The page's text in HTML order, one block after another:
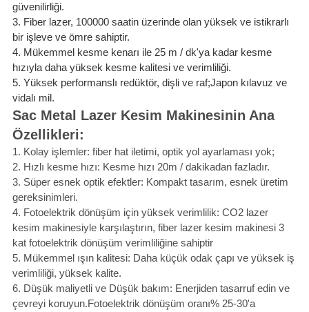
güvenilirliği.
3. Fiber lazer, 100000 saatin üzerinde olan yüksek ve istikrarlı
bir işleve ve ömre sahiptir.
4. Mükemmel kesme kenarı ile 25 m / dk'ya kadar kesme
hızıyla daha yüksek kesme kalitesi ve verimliliği.
5. Yüksek performanslı redüktör, dişli ve raf;Japon kılavuz ve
vidalı mil.
Sac Metal Lazer Kesim Makinesinin Ana
Özellikleri:
1. Kolay işlemler: fiber hat iletimi, optik yol ayarlaması yok;
2. Hızlı kesme hızı: Kesme hızı 20m / dakikadan fazladır.
3. Süper esnek optik efektler: Kompakt tasarım, esnek üretim
gereksinimleri.
4. Fotoelektrik dönüşüm için yüksek verimlilik: CO2 lazer
kesim makinesiyle karşılaştırın, fiber lazer kesim makinesi 3
kat fotoelektrik dönüşüm verimliliğine sahiptir
5. Mükemmel ışın kalitesi: Daha küçük odak çapı ve yüksek iş
verimliliği, yüksek kalite.
6. Düşük maliyetli ve Düşük bakım: Enerjiden tasarruf edin ve
çevreyi koruyun.Fotoelektrik dönüşüm oranı% 25-30'a